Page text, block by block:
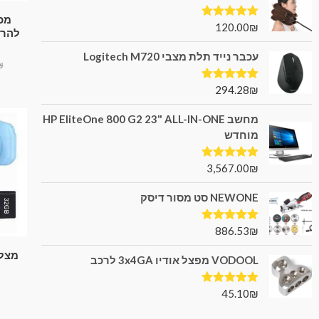
דורג5.00
120.00₪
עכבר נייד תלת מצבי Logitech M720
דורג5.00
294.28₪
מחשב HP EliteOne 800 G2 23" ALL-IN-ONE
מוחדש
דורג5.00
3,567.00₪
NEWONE סט מסור דיסק
דורג5.00
886.53₪
VODOOL מפצל אודיו 3x4GA לרכב
דורג5.00
45.10₪